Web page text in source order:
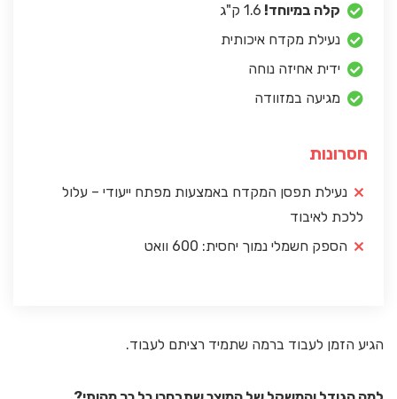
קלה במיוחד! 1.6 ק"ג
נעילת מקדח איכותית
ידית אחיזה נוחה
מגיעה במזוודה
חסרונות
נעילת תפסן המקדח באמצעות מפתח ייעודי – עלול
ללכת לאיבוד
הספק חשמלי נמוך יחסית: 600 וואט
הגיע הזמן לעבוד ברמה שתמיד רציתם לעבוד.